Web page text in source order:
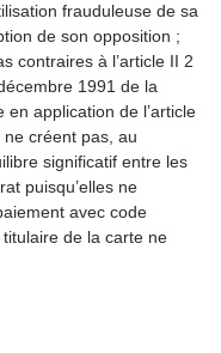
frauduleuse de sa
de son opposition ;
contraires à l’article II 2
1991 de la
application de l’article
créent pas, au
significatif entre les
puisqu’elles ne
avec code
de la carte ne